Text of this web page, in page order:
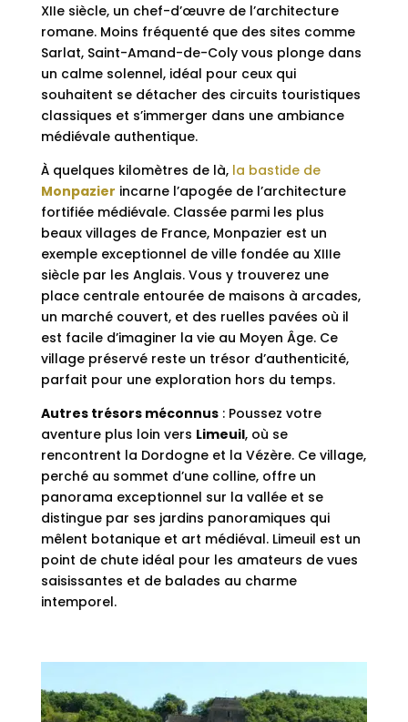
XIIe siècle, un chef-d’œuvre de l’architecture
romane. Moins fréquenté que des sites comme
Sarlat, Saint-Amand-de-Coly vous plonge dans
un calme solennel, idéal pour ceux qui
souhaitent se détacher des circuits touristiques
classiques et s’immerger dans une ambiance
médiévale authentique.
À quelques kilomètres de là, la bastide de
Monpazier incarne l’apogée de l’architecture
fortifiée médiévale. Classée parmi les plus
beaux villages de France, Monpazier est un
exemple exceptionnel de ville fondée au XIIIe
siècle par les Anglais. Vous y trouverez une
place centrale entourée de maisons à arcades,
un marché couvert, et des ruelles pavées où il
est facile d’imaginer la vie au Moyen Âge. Ce
village préservé reste un trésor d’authenticité,
parfait pour une exploration hors du temps.
Autres trésors méconnus: Poussez votre
aventure plus loin vers Limeuil, où se
rencontrent la Dordogne et la Vézère. Ce village,
perché au sommet d’une colline, offre un
panorama exceptionnel sur la vallée et se
distingue par ses jardins panoramiques qui
mêlent botanique et art médiéval. Limeuil est un
point de chute idéal pour les amateurs de vues
saisissantes et de balades au charme
intemporel.